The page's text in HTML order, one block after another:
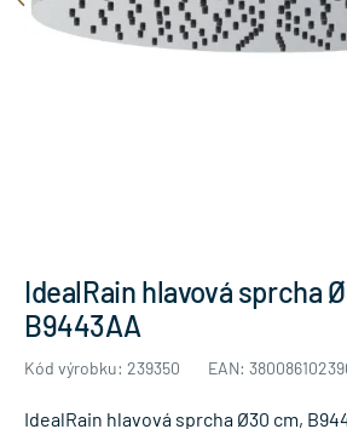
IdealRain hlavová sprcha
B9443AA
Kód výrobku: 239350 EAN:
IdealRain hlavová sprcha Ø30 cm,